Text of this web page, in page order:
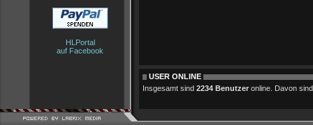
HLPortal
auf Facebook
USER ONLINE
Insgesamt sind 2234 Benutzer online. Davon